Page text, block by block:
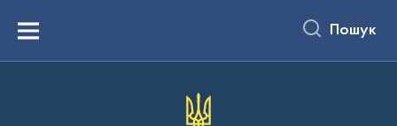
вмістуMenu Пошук